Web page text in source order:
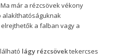
már a rézcsövek vékony
alakíthatóságuknak
a falban vagy a
lágy rézcsövektekercses